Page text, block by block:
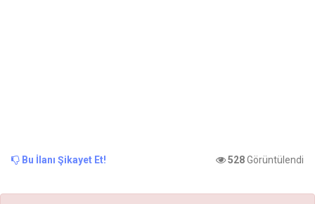
Bu İlanı Şikayet Et! 528Görüntülendi